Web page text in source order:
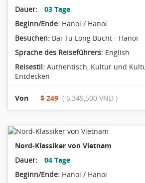
Dauer:
03 Tage
Beginn/Ende: Hanoi / Hanoi
Besuchen: Bai Tu Long Bucht - Hanoi
Sprache des Reiseführers: English
Reisestil: Authentisch Kultur und
Entdecken
Von $ 249 ( 6,349,500 VND )
Nord-Klassiker von Vietnam
Dauer:
04 Tage
Beginn/Ende: Hanoi / Hanoi